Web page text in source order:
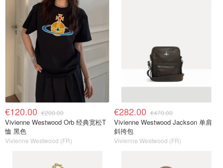
€120.00 €200.00
Vivienne Westwood Orb 经典宽松T
恤 黑色
Vivienne Westwood (FR)
€282.00 €470.00
Vivienne Westwood Jackson 单肩
斜挎包
Vivienne Westwood (FR)